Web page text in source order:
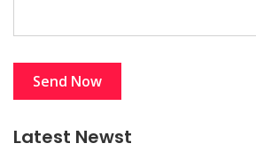
Latest Newst